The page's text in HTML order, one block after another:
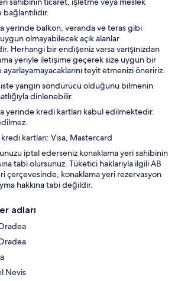
yerinde balkon, veranda ve teras gibi
olmayabilecek açık alanlar
Herhangi bir endişeniz varsa varışınızdan
yeriyle iletişime geçerek size uygun bir
ayarlayamayacaklarını teyit etmenizi öneririz.
yangın söndürücü olduğunu bilmenin
dinlenebilir.
yerinde kredi kartları kabul edilmektedir.
kartları: Visa, Mastercard
iptal ederseniz konaklama yeri sahibinin
tabi olursunuz. Tüketici haklarıyla ilgili AB
çerçevesinde, konaklama yeri rezervasyon
hakkına tabi değildir.
adları
Nevis